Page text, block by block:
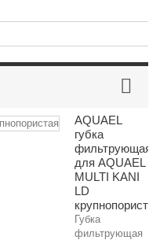
AQUAEL
губка
фильтрующая
для AQUAEL
MULTI KANI
LD
крупнопористая
Губка
фильтрующая